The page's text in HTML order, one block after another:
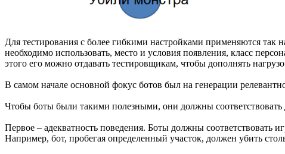
Для тестирования с более гибкими настройками применяются
необходимо использовать, место и условия появления, класс
этого его можно отдавать тестировщикам, чтобы дополнять
В самом начале основной фокус ботов был на генерации
Чтобы боты были такими полезными, они должны
Первое – адекватность поведения. Боты должны соответствовать
Например, бот, пробегая определенный участок, должен убить